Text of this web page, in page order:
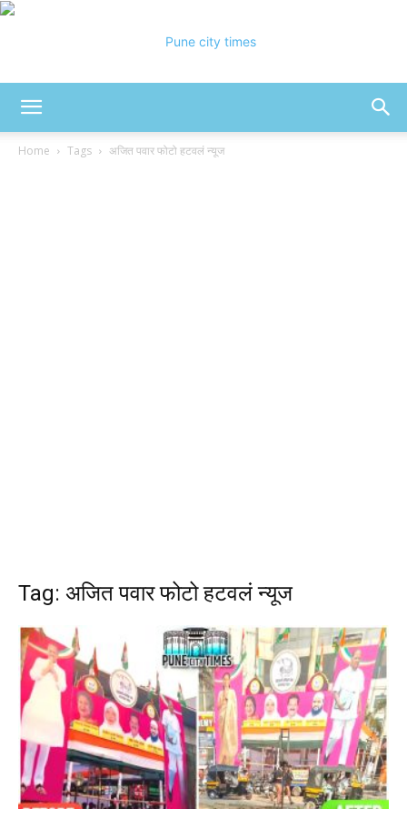
Home Tags अजित पवार फोटो हटवलं न्यूज
Tag: अजित पवार फोटो हटवलं न्यूज